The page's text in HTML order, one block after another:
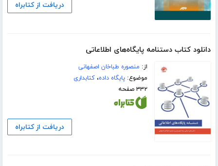
دریافت از کتابراه
دانلود کتاب دستنامه پایگاه‌های اطلاعاتی
از: منصوره طباخان اصفهانی
موضوع:پایگاه داده،کتابداری
۳۳۲ صفحه
دریافت از کتابراه